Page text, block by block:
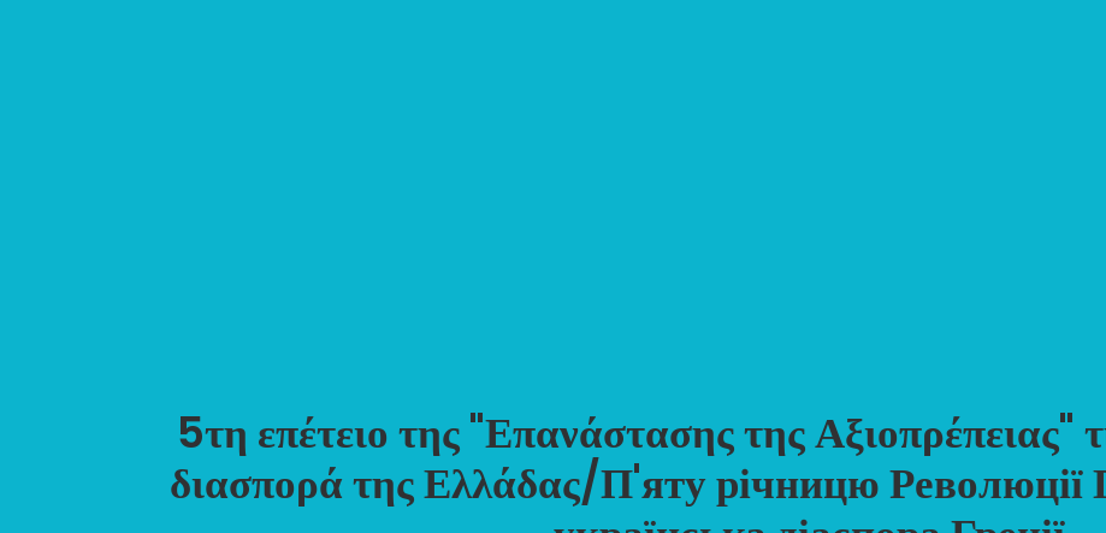
5τη επέτειο της "Επανάστασης της Αξιοπρέπειας"
διασπορά της Ελλάδας/П'яту річницю Революції